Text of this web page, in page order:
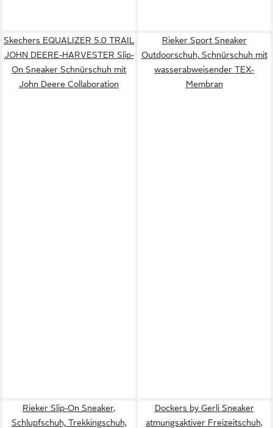
Skechers EQUALIZER 5.0 TRAIL
JOHN DEERE-HARVESTER Slip-
On Sneaker Schnürschuh mit
John Deere Collaboration
Rieker Sport Sneaker
Outdoorschuh, Schnürschuh mit
wasserabweisender TEX-
Membran
Rieker Slip-On Sneaker,
Schlupfschuh, Trekkingschuh,
Dockers by Gerli Sneaker
atmungsaktiver Freizeitschuh,